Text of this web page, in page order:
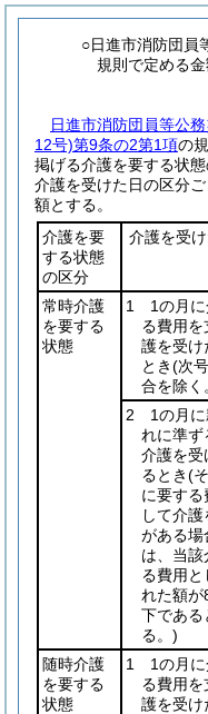
○日進市消防団員
規則で定める
日進市消防団員等公
12号)第9条の2第1項の
掲げる介護を要する状態
介護を受けた日の区分
額とする。
介護を要
する状態
の区分
介護を受
常時介護
を要する
状態
1 1の月に
る費用
護を受け
とき(次
合を除く
2 1の月に
れに準ず
介護を受
るとき(
に要する
して介
がある場
は、当該
る費用と
れた額が
下である
る。)
随時介護
を要する
状態
1 1の月に
る費用
護を受け